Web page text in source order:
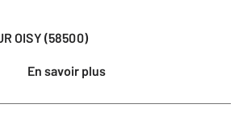
OISY (58500)
En savoir plus